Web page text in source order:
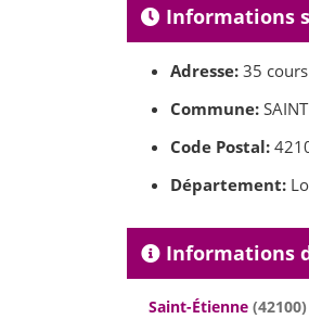
Informations
Adresse: 35
Commune:
Code Postal:
Département:
Informations
Saint-Étienne (42100)